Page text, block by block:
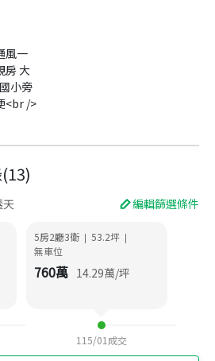
風一
房 大
小旁
<br />
(13)
編輯篩選條件
5房2廳3衛 | 53.2坪 |
無車位
760萬 14.29萬/坪
115/01 成交